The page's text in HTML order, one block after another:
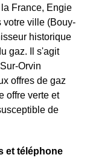
France, Engie
votre ville (Bouy-
historique
gaz. Il s'agit
Orvin
offres de gaz
offre verte et
de
et téléphone